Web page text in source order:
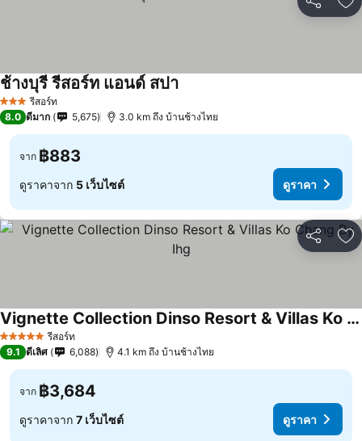
แชร์ เ
3 ดาว รีสอร์ท
ช้างบุรี รีสอร์ท แอนด์ สปาดูราคา
8.0 ดีมาก 5,675 3.0 km ถึง บ้านช้างไทย
จาก ฿883
ดูราคาจาก 5 เว็บไซต์ ดูราคา
แชร์ เ
5 ดาว รีสอร์ท
Vignette Collection Dinso Resort & Villas Ko Chang By Ihg
ดูราคา
9.1 ดีเลิศ 6,088 4.1 km ถึง บ้านช้างไทย
จาก ฿3,684
ดูราคาจาก 7 เว็บไซต์ ดูราคา